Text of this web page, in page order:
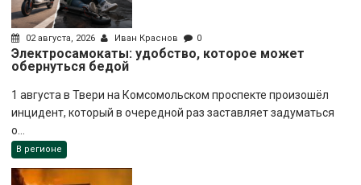
02 августа, 2026 Иван Краснов 0
Электросамокаты: удобство, которое может
обернуться бедой
1 августа в Твери на Комсомольском проспекте произошёл
инцидент, который в очередной раз заставляет задуматься
о...
В регионе